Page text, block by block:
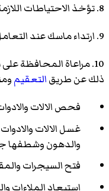
8. تؤخذ الاحتياطات اللازمة عند اخذ العينات مع اعتبارها ملوثة.
9. ارتداء ماسك عند التعامل مع مرضي الامراض الصدرية.
10. مراعاة المحافظة
ذلك عن طريقالتعقيم
فحص الالات
غسل الالات
والدهون وشطفها
فتح السيجرات
استبعاد الملاءات